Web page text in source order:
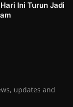
Ini Turun Jadi
updates and